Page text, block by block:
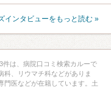
インタビューをもっと読む »
件は、病院口コミ検索カルーで
科、リウマチ科などがありま
門医などが在籍しています。土